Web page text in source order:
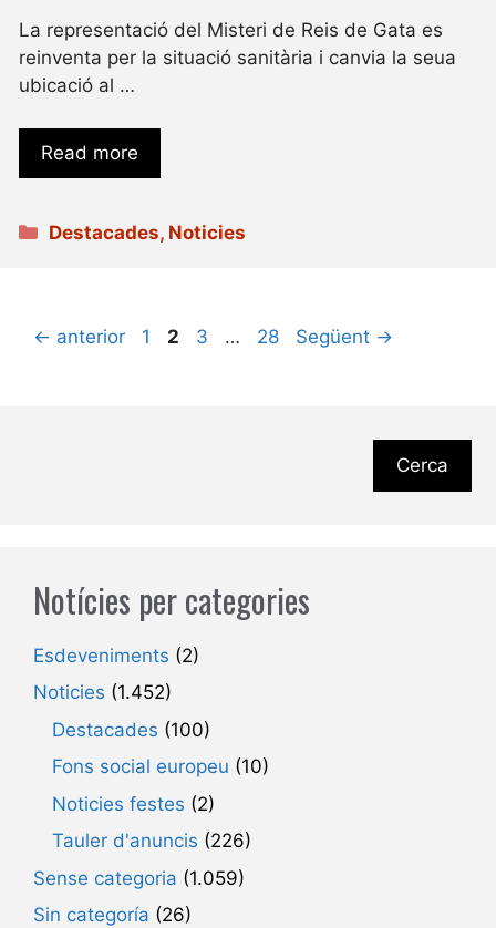
La representació del Misteri de Reis de Gata es
reinventa per la situació sanitària i canvia la seua
ubicació al …
Read more
Categories
Destacades, Noticies
← anterior Pàgina
1 Pàgina
2 Pàgina
3 … Pàgina
28 Següent →
Cerca
Notícies per categories
Esdeveniments (2)
Noticies (1.452)
Destacades (100)
Fons social europeu (10)
Noticies festes (2)
Tauler d'anuncis (226)
Sense categoria (1.059)
Sin categoría (26)